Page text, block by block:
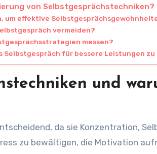
von Selbstgesprächstechniken?
um effektive
vermeiden?
messen?
für bessere Leistungen
und
da sie Konzentration,
zu bewältigen, die Motivation